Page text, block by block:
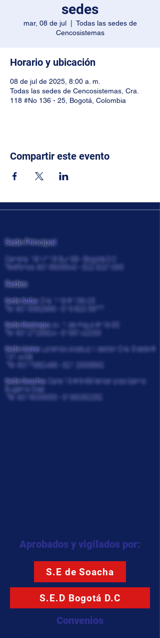
sedes
mar, 08 de jul
  |
Todas las sedes de
Cencosistemas
Horario y ubicación
08 de jul de 2025, 8:00 a. m.
Todas las sedes de Cencosistemas, Cra.
118 #No 136 - 25, Bogotá, Colombia
Compartir este evento
Sede Principal:
Carrera. 18 N° 18 Sur 68 - Bogotá D.C
Teléfonos: 6015605540 - 322 3201065
Sedes:
Sede Suba: Cra. 118 # 136-25
Tel: 6015362966 - 315 820 5977
Sede Restrepo: Av. 1 de mayo # 16-30
Tel: 6012726924- 3195142033
Sede Usme: Lorenzo Alcatuz II sector Cra. 5 este #
101 A-08
Tel: 6017682486 - 321 2935892
Sede Soacha: Calle 13 # 9-69 tercer piso barrio
Eugenio Diaz
Tel: 6019009330 - 3166292292
Aprobados y vigilados por:
S.E de Soacha
S.E.D Bogotá D.C
Convenios